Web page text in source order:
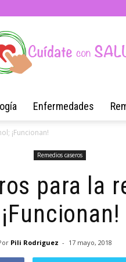
de
Enfermedades
¡Funcionan!
Remedios caseros
para la
¡Funcionan!
Pili Rodriguez - 17 mayo, 2018